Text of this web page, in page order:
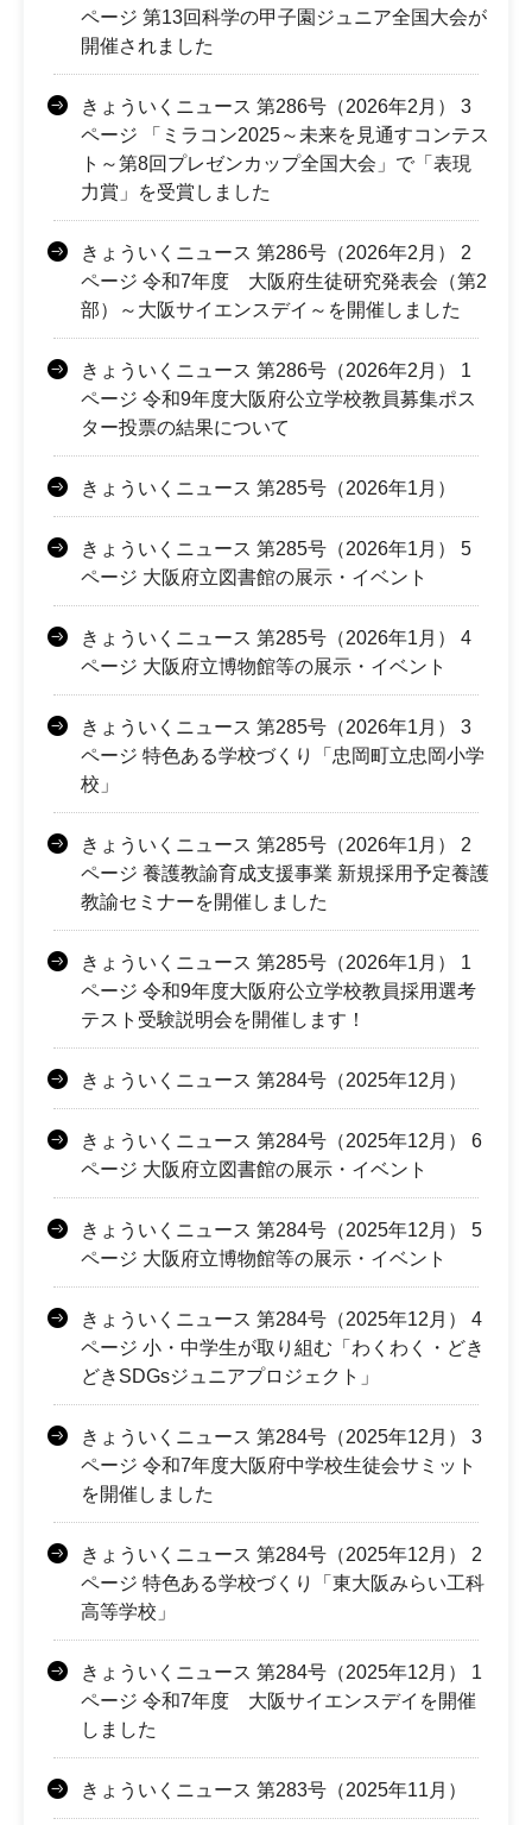
ページ 第13回科学の甲子園ジュニア全国大会が
開催されました
きょういくニュース 第286号（2026年2月） 3
ページ 「ミラコン2025～未来を見通すコンテス
ト～第8回プレゼンカップ全国大会」で「表現
力賞」を受賞しました
きょういくニュース 第286号（2026年2月） 2
ページ 令和7年度 大阪府生徒研究発表会（第2
部）～大阪サイエンスデイ～を開催しました
きょういくニュース 第286号（2026年2月） 1
ページ 令和9年度大阪府公立学校教員募集ポス
ター投票の結果について
きょういくニュース 第285号（2026年1月）
きょういくニュース 第285号（2026年1月） 5
ページ 大阪府立図書館の展示・イベント
きょういくニュース 第285号（2026年1月） 4
ページ 大阪府立博物館等の展示・イベント
きょういくニュース 第285号（2026年1月） 3
ページ 特色ある学校づくり「忠岡町立忠岡小学
校」
きょういくニュース 第285号（2026年1月） 2
ページ 養護教諭育成支援事業 新規採用予定養護
教諭セミナーを開催しました
きょういくニュース 第285号（2026年1月） 1
ページ 令和9年度大阪府公立学校教員採用選考
テスト受験説明会を開催します！
きょういくニュース 第284号（2025年12月）
きょういくニュース 第284号（2025年12月） 6
ページ 大阪府立図書館の展示・イベント
きょういくニュース 第284号（2025年12月） 5
ページ 大阪府立博物館等の展示・イベント
きょういくニュース 第284号（2025年12月） 4
ページ 小・中学生が取り組む「わくわく・どき
どきSDGsジュニアプロジェクト」
きょういくニュース 第284号（2025年12月） 3
ページ 令和7年度大阪府中学校生徒会サミット
を開催しました
きょういくニュース 第284号（2025年12月） 2
ページ 特色ある学校づくり「東大阪みらい工科
高等学校」
きょういくニュース 第284号（2025年12月） 1
ページ 令和7年度 大阪サイエンスデイを開催
しました
きょういくニュース 第283号（2025年11月）